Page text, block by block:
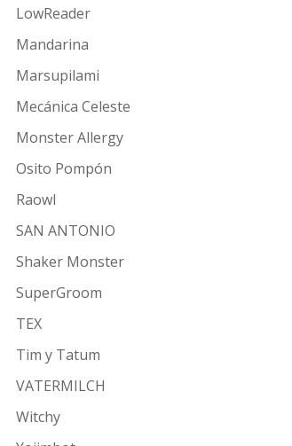
LowReader
Mandarina
Marsupilami
Mecánica Celeste
Monster Allergy
Osito Pompón
Raowl
SAN ANTONIO
Shaker Monster
SuperGroom
TEX
Tim y Tatum
VATERMILCH
Witchy